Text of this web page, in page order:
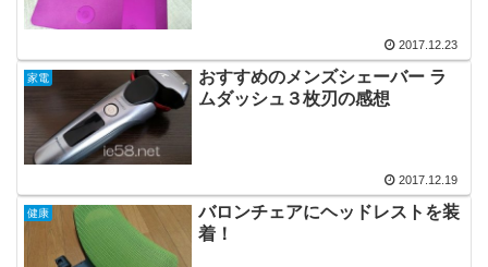
2017.12.23
家電
おすすめのメンズシェーバー ラ
ムダッシュ３枚刃の感想
2017.12.19
健康
バロンチェアにヘッドレストを装
着！